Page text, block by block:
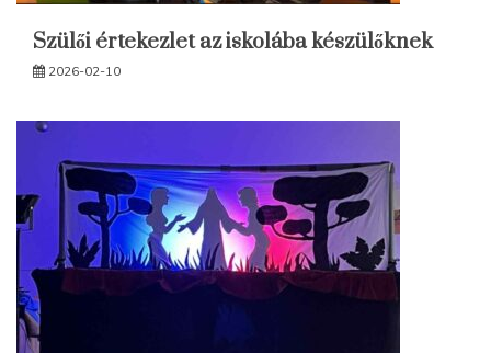
Szülői értekezlet az iskolába készülőknek
2026-02-10